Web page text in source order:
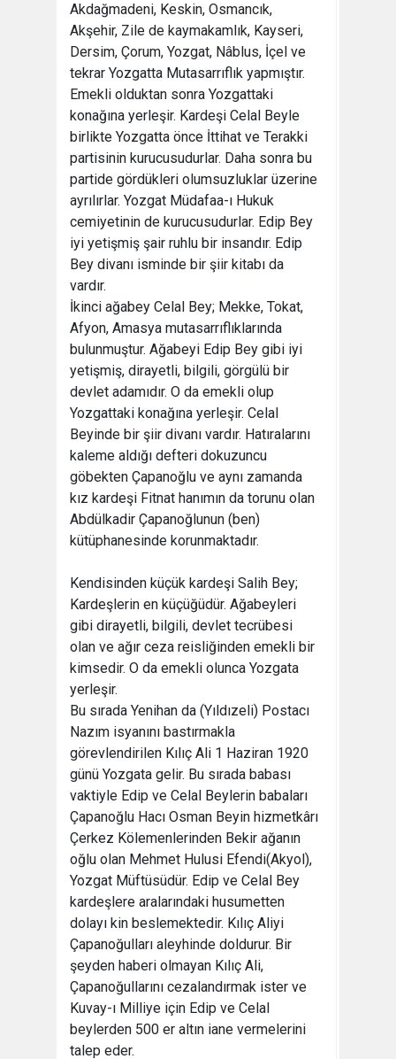
Akdağmadeni, Keskin, Osmancık,
Akşehir, Zile de kaymakamlık, Kayseri,
Dersim, Çorum, Yozgat, Nâblus, İçel ve
tekrar Yozgatta Mutasarrıflık yapmıştır.
Emekli olduktan sonra Yozgattaki
konağına yerleşir. Kardeşi Celal Beyle
birlikte Yozgatta önce İttihat ve Terakki
partisinin kurucusudurlar. Daha sonra bu
partide gördükleri olumsuzluklar üzerine
ayrılırlar. Yozgat Müdafaa-ı Hukuk
cemiyetinin de kurucusudurlar. Edip Bey
iyi yetişmiş şair ruhlu bir insandır. Edip
Bey divanı isminde bir şiir kitabı da
vardır.
İkinci ağabey Celal Bey; Mekke, Tokat,
Afyon, Amasya mutasarrıflıklarında
bulunmuştur. Ağabeyi Edip Bey gibi iyi
yetişmiş, dirayetli, bilgili, görgülü bir
devlet adamıdır. O da emekli olup
Yozgattaki konağına yerleşir. Celal
Beyinde bir şiir divanı vardır. Hatıralarını
kaleme aldığı defteri dokuzuncu
göbekten Çapanoğlu ve aynı zamanda
kız kardeşi Fitnat hanımın da torunu olan
Abdülkadir Çapanoğlunun (ben)
kütüphanesinde korunmaktadır.
Kendisinden küçük kardeşi Salih Bey;
Kardeşlerin en küçüğüdür. Ağabeyleri
gibi dirayetli, bilgili, devlet tecrübesi
olan ve ağır ceza reisliğinden emekli bir
kimsedir. O da emekli olunca Yozgata
yerleşir.
Bu sırada Yenihan da (Yıldızeli) Postacı
Nazım isyanını bastırmakla
görevlendirilen Kılıç Ali 1 Haziran 1920
günü Yozgata gelir. Bu sırada babası
vaktiyle Edip ve Celal Beylerin babaları
Çapanoğlu Hacı Osman Beyin hizmetkârı
Çerkez Kölemenlerinden Bekir ağanın
oğlu olan Mehmet Hulusi Efendi(Akyol),
Yozgat Müftüsüdür. Edip ve Celal Bey
kardeşlere aralarındaki husumetten
dolayı kin beslemektedir. Kılıç Aliyi
Çapanoğulları aleyhinde doldurur. Bir
şeyden haberi olmayan Kılıç Ali,
Çapanoğullarını cezalandırmak ister ve
Kuvay-ı Milliye için Edip ve Celal
beylerden 500 er altın iane vermelerini
talep eder.